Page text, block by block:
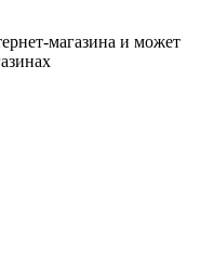
магазина и может